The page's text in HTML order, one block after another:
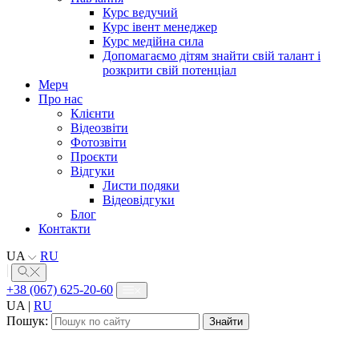
Курс ведучий
Курс івент менеджер
Курс медійна сила
Допомагаємо дітям знайти свій талант і
розкрити свій потенціал
Мерч
Про нас
Клієнти
Відеозвіти
Фотозвіти
Проєкти
Відгуки
Листи подяки
Відеовідгуки
Блог
Контакти
UA
RU
+38 (067) 625-20-60
UA | RU
Пошук: